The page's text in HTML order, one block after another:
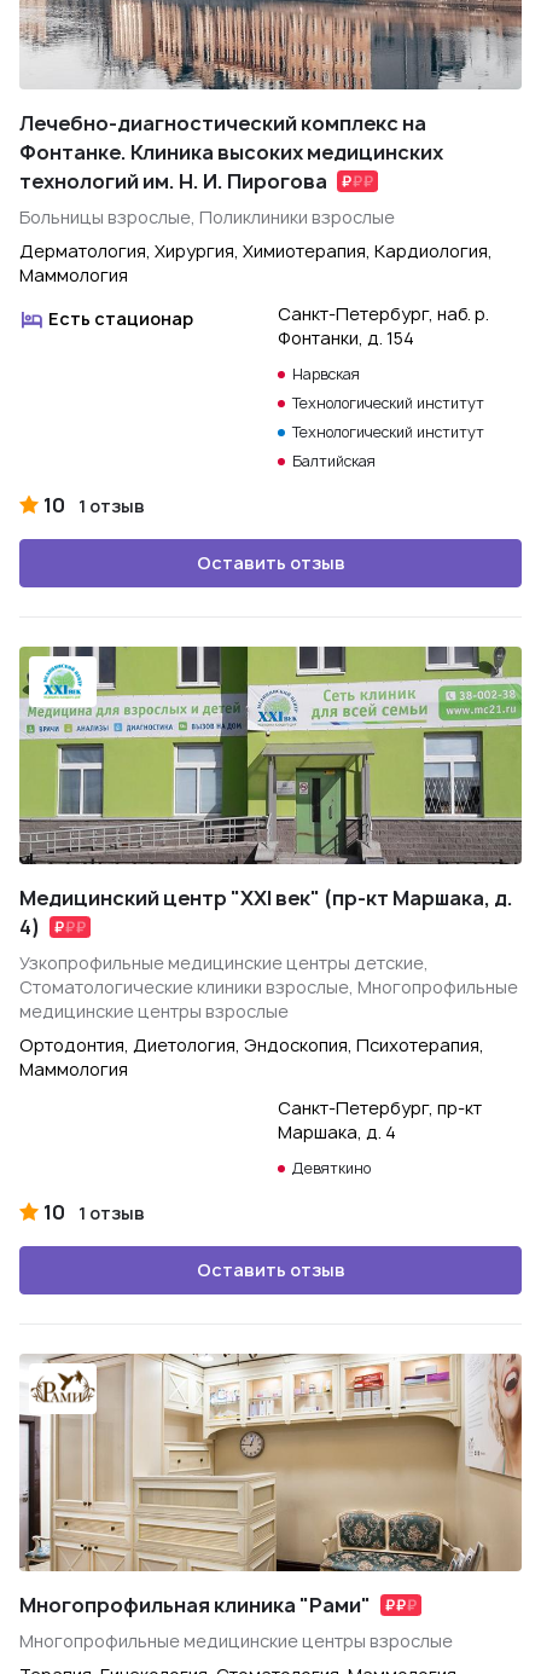
Лечебно-диагностический комплекс на
Фонтанке. Клиника высоких медицинских
технологий им. Н. И. Пирогова
Больницы взрослые, Поликлиники взрослые
Дерматология, Хирургия, Химиотерапия, Кардиология,
Маммология
Есть стационар
Санкт-Петербург, наб. р.
Фонтанки, д. 154
Нарвская
Технологический институт
Технологический институт
Балтийская
10 1 отзыв
Оставить отзыв
Медицинский центр "XXI век" (пр-кт Маршака, д.
4)
Узкопрофильные медицинские центры детские,
Стоматологические клиники взрослые, Многопрофильные
медицинские центры взрослые
Ортодонтия, Диетология, Эндоскопия, Психотерапия,
Маммология
Санкт-Петербург, пр-кт
Маршака, д. 4
Девяткино
10 1 отзыв
Оставить отзыв
Многопрофильная клиника "Рами"
Многопрофильные медицинские центры взрослые